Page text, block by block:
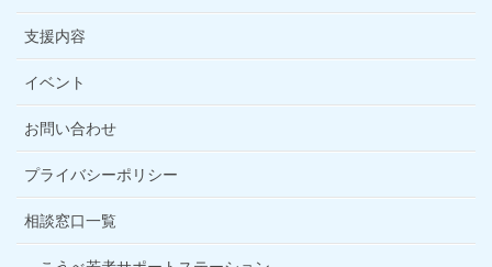
支援内容
イベント
お問い合わせ
プライバシーポリシー
相談窓口一覧